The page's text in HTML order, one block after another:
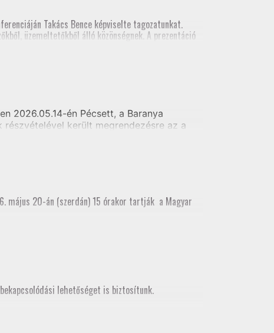
Takács Bence képviselte tagozatunkat.
üzemeltetőkből álló közönségnek. A prezentáció
vett.
2026.05.14-én Pécsett, a Baranya
került megrendezésre az a
május 20-án (szerdán) 15 órakor tartják a Magyar
lehetőséget is biztosítunk.